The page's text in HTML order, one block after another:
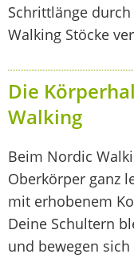
Schrittlänge
Walking Stöcke
Die
Walking
Beim Nordic
Oberkörper ganz
mit erhobenem
Deine Schultern
und bewegen